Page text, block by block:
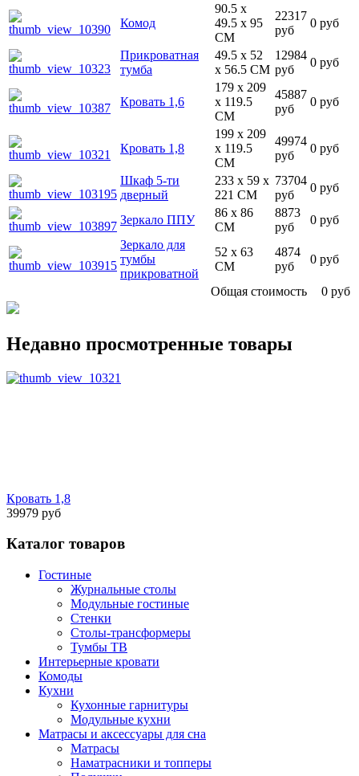
Комод
90.5 x
49.5 x 95
CM
22317
руб
0 руб
Прикроватная
тумба
49.5 x 52
x 56.5 CM
12984
руб
0 руб
Кровать 1,6
179 x 209
x 119.5
CM
45887
руб
0 руб
Кровать 1,8
199 x 209
x 119.5
CM
49974
руб
0 руб
Шкаф 5-ти
дверный
233 x 59 x
221 CM
73704
руб
0 руб
Зеркало ППУ
86 x 86
CM
8873
руб
0 руб
Зеркало для
тумбы
прикроватной
52 x 63
CM
4874
руб
0 руб
Общая стоимость 0 руб
Недавно просмотренные товары
Кровать 1,8
39979 руб
Каталог товаров
Гостиные
Журнальные столы
Модульные гостиные
Стенки
Столы-трансформеры
Тумбы ТВ
Интерьерные кровати
Комоды
Кухни
Кухонные гарнитуры
Модульные кухни
Матрасы и аксессуары для сна
Матрасы
Наматрасники и топперы